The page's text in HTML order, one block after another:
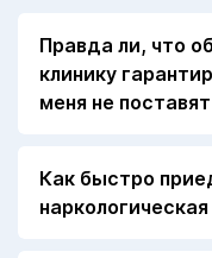
Правда ли, что
клинику
меня не
Закон о защите
освобождает
центры от
Как быстро